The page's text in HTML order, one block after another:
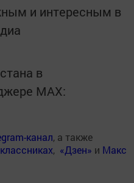
и интересным в
в
MАХ:
канал, а также
, «Дзен» и Макс